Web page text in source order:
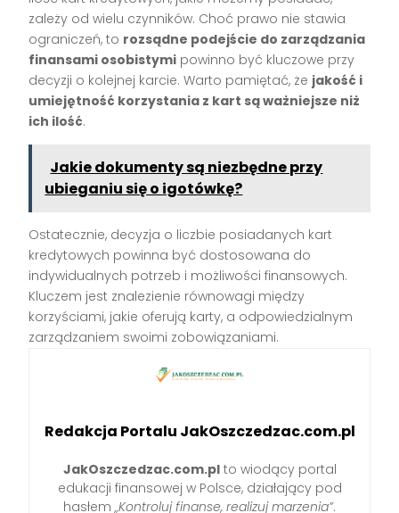
zależy od wielu czynników. Choć prawo nie stawia
ograniczeń, to rozsądne podejście do zarządzania
finansami osobistymi powinno być kluczowe przy
decyzji o kolejnej karcie. Warto pamiętać, że jakość i
umiejętność korzystania z kart są ważniejsze niż
ich ilość.
Jakie dokumenty są niezbędne przy
ubieganiu się o igotówkę?
Ostatecznie, decyzja o liczbie posiadanych kart
kredytowych powinna być dostosowana do
indywidualnych potrzeb i możliwości finansowych.
Kluczem jest znalezienie równowagi między
korzyściami, jakie oferują karty, a odpowiedzialnym
zarządzaniem swoimi zobowiązaniami.
Redakcja Portalu JakOszczedzac.com.pl
JakOszczedzac.com.plto wiodący portal
edukacji finansowej w Polsce, działający pod
hasłem „Kontroluj finanse, realizuj marzenia”.